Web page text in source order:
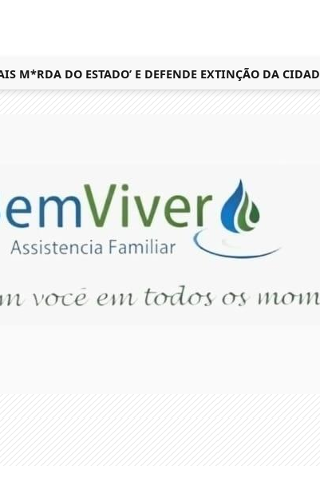
DO ESTADO’ E DEFENDE EXTINÇÃO DA CIDADE